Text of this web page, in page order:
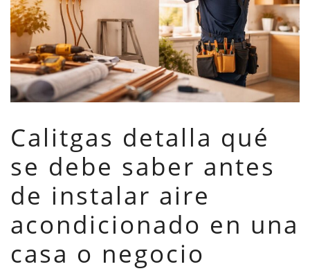
Calitgas detalla qué
se debe saber antes
de instalar aire
acondicionado en una
casa o negocio